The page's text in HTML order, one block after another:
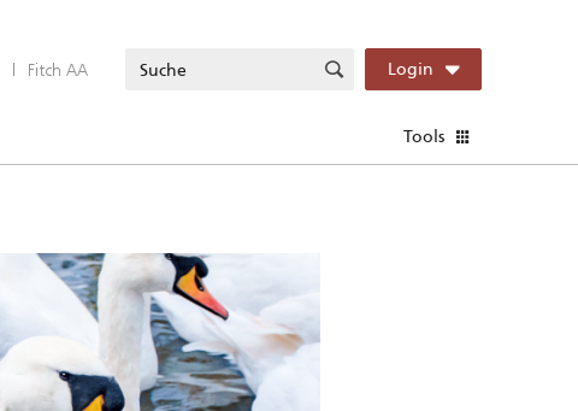
| Fitch AA Login
Tools